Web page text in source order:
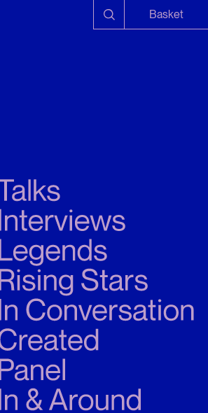
Basket